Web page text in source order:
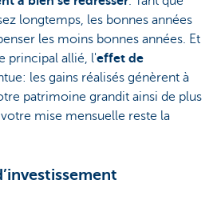
longtemps, les bonnes années
les moins bonnes années. Et
principal allié, l'effet de
les gains réalisés génèrent à
patrimoine grandit ainsi de plus
mise mensuelle reste la